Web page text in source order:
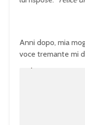
Anni dopo, mia
voce tremante mi